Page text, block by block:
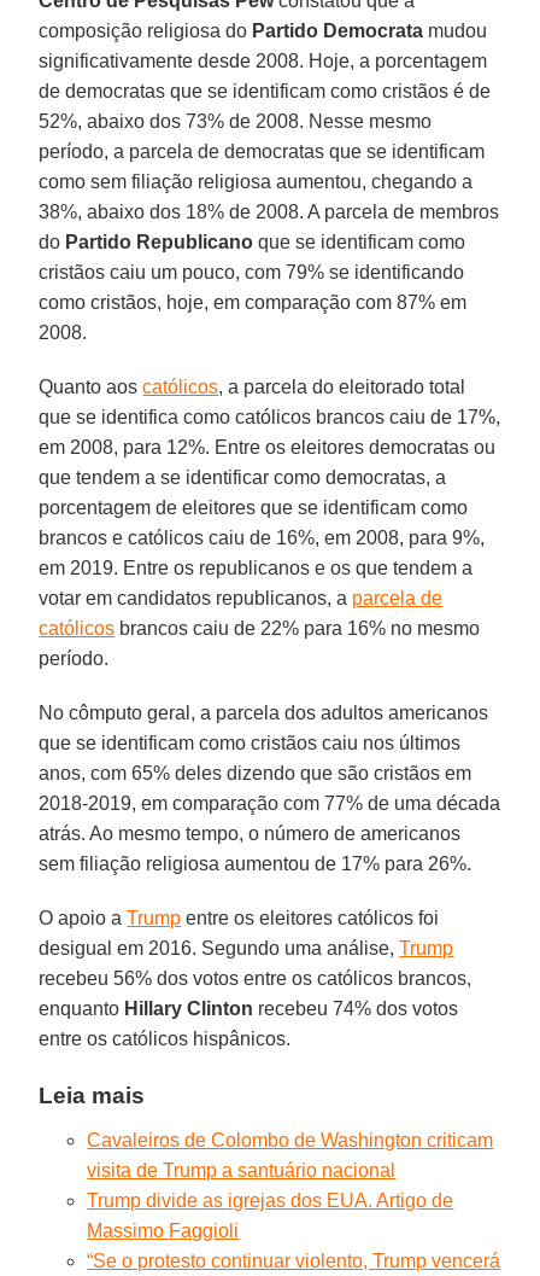
composição religiosa do Partido Democrata mudou
significativamente desde 2008. Hoje, a porcentagem
de democratas que se identificam como cristãos é de
52%, abaixo dos 73% de 2008. Nesse mesmo
período, a parcela de democratas que se identificam
como sem filiação religiosa aumentou, chegando a
38%, abaixo dos 18% de 2008. A parcela de membros
do Partido Republicano que se identificam como
cristãos caiu um pouco, com 79% se identificando
como cristãos, hoje, em comparação com 87% em
2008.
Quanto aoscatólicos, a parcela do eleitorado total
que se identifica como católicos brancos caiu de 17%,
em 2008, para 12%. Entre os eleitores democratas ou
que tendem a se identificar como democratas, a
porcentagem de eleitores que se identificam como
brancos e católicos caiu de 16%, em 2008, para 9%,
em 2019. Entre os republicanos e os que tendem a
votar em candidatos republicanos, a parcela de
católicos brancos caiu de 22% para 16% no mesmo
período.
No cômputo geral, a parcela dos adultos americanos
que se identificam como cristãos caiu nos últimos
anos, com 65% deles dizendo que são cristãos em
2018-2019, em comparação com 77% de uma década
atrás. Ao mesmo tempo, o número de americanos
sem filiação religiosa aumentou de 17% para 26%.
O apoio aTrump entre os eleitores católicos foi
desigual em 2016. Segundo uma análise,Trump
recebeu 56% dos votos entre os católicos brancos,
enquanto Hillary Clinton recebeu 74% dos votos
entre os católicos hispânicos.
Leia mais
Cavaleiros de Colombo de Washington criticam
visita de Trump a santuário nacional
Trump divide as igrejas dos EUA. Artigo de
Massimo Faggioli
“Se o protesto continuar violento, Trump vencerá